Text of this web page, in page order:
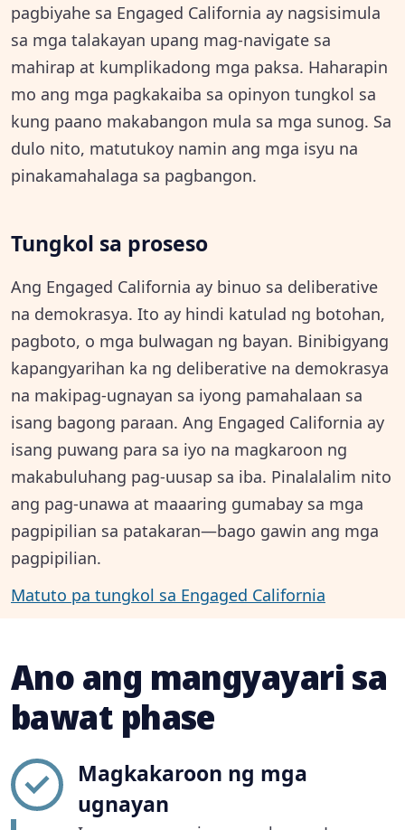
pagbiyahe sa Engaged California ay nagsisimula
sa mga talakayan upang mag-navigate sa
mahirap at kumplikadong mga paksa. Haharapin
mo ang mga pagkakaiba sa opinyon tungkol sa
kung paano makabangon mula sa mga sunog. Sa
dulo nito, matutukoy namin ang mga isyu na
pinakamahalaga sa pagbangon.
Tungkol sa proseso
Ang Engaged California ay binuo sa deliberative
na demokrasya. Ito ay hindi katulad ng botohan,
pagboto, o mga bulwagan ng bayan. Binibigyang
kapangyarihan ka ng deliberative na demokrasya
na makipag-ugnayan sa iyong pamahalaan sa
isang bagong paraan. Ang Engaged California ay
isang puwang para sa iyo na magkaroon ng
makabuluhang pag-uusap sa iba. Pinalalalim nito
ang pag-unawa at maaaring gumabay sa mga
pagpipilian sa patakaran—bago gawin ang mga
pagpipilian.
Matuto pa tungkol sa Engaged California
Ano ang mangyayari sa
bawat phase
Magkakaroon ng mga
ugnayan